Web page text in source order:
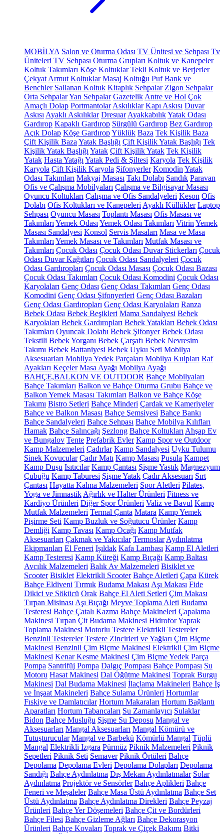
MOBİLYA Salon ve Oturma Odası TV Ünitesi ve Sehpası Tv
Üniteleri TV Sehpası Oturma Grupları Koltuk ve Kanepeler
Koltuk Takımları Köşe Koltuklar Tekli Koltuk ve Berjerler
Çekyat Armut Koltuklar Masaj Koltuğu Puf Bank ve
Benchler Sallanan Koltuk Kitaplık Sehpalar Zigon Sehpalar
Orta SehpalarYan Sehpalar Gazetelik Antre ve Hol Çok
Amaçlı Dolap Portmantolar Askılıklar Kapı Askısı Duvar
Askısı Ayaklı Askılıklar Dresuar AyakkabılıkYatak Odası
Gardırop Kapaklı Gardırop Sürgülü Gardırop Bez Gardırop
Açık Dolap Köşe GardıropYüklük Baza Tek Kişilik Baza
Çift Kişilik Baza Yatak Başlığı Çift Kişilik Yatak Başlığı Tek
Kişilik Yatak Başlığı Yatak Çift Kişilik Yatak Tek Kişilik
Yatak Hasta Yatağı Yatak Pedi & Şiltesi Karyola Tek Kişilik
Karyola Çift Kişilik Karyola Şifonyerler Komodin Yatak
Odası Takımları Makyaj Masası Takı Dolabı Sandık Paravan
Ofis ve Çalışma Mobilyaları Çalışma ve Bilgisayar Masası
Oyuncu Koltukları Çalışma ve Ofis Sandalyeleri Keson Ofis
Dolabı Ofis Koltukları ve Kanepeleri Ayaklı Küllükler Laptop
Sehpası Oyuncu Masası Toplantı Masası Ofis Masası ve
Takımları Yemek Odası Yemek Odası Takımları Vitrin Yemek
Masası Sandalyesi Konsol Servis Masaları Masa ve Masa
Takımları Yemek Masası ve Takımları Mutfak Masası ve
Takımları Çocuk Odası Çocuk Odası Duvar Stickerları Çocuk
Odası Duvar Kağıtları Çocuk Odası Sandalyeleri Çocuk
Odası Gardıropları Çocuk Odası Masası Çocuk Odası Bazası
Çocuk Odası Takımları Çocuk Odası Komodini Çocuk Odası
Karyolaları Genç Odası Genç Odası Takımları Genç Odası
Komodini Genç Odası Şifonyerleri Genç Odası Bazaları
Genç Odası Gardıropları Genç Odası Karyolaları Ranza
Bebek Odası Bebek Beşikleri Mama Sandalyesi Bebek
Karyolaları Bebek Gardıropları Bebek Yatakları Bebek Odası
Takımları Oyuncak Dolabı Bebek Şifonyer Bebek Odası
Tekstili Bebek Yorganı Bebek Çarşafı Bebek Nevresim
Takımı Bebek Battaniyesi Bebek Uyku Seti Mobilya
Aksesuarları Mobilya Yedek Parçaları Mobilya Kulpları Raf
Ayakları Keçeler Masa Ayağı Mobilya Ayağı
BAHÇE,BALKON VE OUTDOOR Bahçe Mobilyaları
Bahçe Takımları Balkon ve Bahçe Oturma Grubu Bahçe ve
Balkon Yemek Masası Takımları Balkon ve Bahçe Köşe
Takımı Bistro Setleri Bahçe Minderi Çardak ve Kameriyeler
Bahçe ve Balkon Masası Bahçe Şemsiyesi Bahçe Bankı
Bahçe Sandalyeleri Bahçe Sehpası Bahçe Mobilya Kılıfları
Hamak Bahçe Salıncağı Şezlong Bahçe Koltukları Ahşap Ev
ve Bungalov Tente Prefabrik Evler Kamp Spor ve Outdoor
Kamp Malzemeleri Çadırlar Kamp Sandalyesi Uyku Tulumu
Sinek Kovucular Çadır Matı Kamp Masası Pusula Kampet
Kamp Duşu Isıtıcılar Kamp Çantası Şişme Yastık Magnezyum
Çubuğu Kamp Taburesi Şişme Yatak Çadır Aksesuarı Sırt
Çantası Hayatta Kalma Malzemeleri Spor Aletleri Pilates,
Yoga ve Jimnastik Ağırlık ve Halter Ürünleri Fitness ve
Kardiyo Ürünleri Diğer Spor Ürünleri Valiz ve Bavul Kamp
Mutfak Malzemeleri Termal Çanta Matara Kamp Yemek
Pişirme Seti Kamp Buzluk ve Soğutucu Ürünler Kamp
Demliği Kamp Tavası Kamp Ocağı Kamp Mutfak
Aksesuarları Çakmak ve Yakıcılar Termoslar Aydınlatma
Ekipmanları El Feneri Işıldak Kafa Lambası Kamp El Aletleri
Kamp Testeresi Kamp Küreği Kamp Bıçağı Kamp Baltası
Avcılık Malzemeleri Balık Av Malzemeleri Bisiklet ve
Scooter Bisiklet Elektrikli Scooter Bahçe Aletleri Çapa Kürek
Bahçe Eldiveni Tırmık Budama Makası Aşı Makası Fide
Dikici ve Sökücü Orak Bahçe El Aleti Setleri Çim Makası
Tırpan Misinası Aşı Bıçağı Meyve Toplama Aleti Budama
Testeresi Bahçe Çatalı Kazma Bahçe Makineleri Çapalama
Makinesi Tırpan Çit Budama Makinesi HidroforYaprak
Toplama Makinesi Motorlu Testere Elektrikli Testereler
Benzinli Testereler Testere Zincirleri ve Yağları Çim Biçme
Makinesi Benzinli Çim Biçme Makinesi Elektrikli Çim Biçme
Makinesi Kenar Kesme Makinesi Çim Biçme Yedek Parça
Pompa Santrifüj Pompa Dalgıç Pompası Bahçe Pompası Su
Motoru Hasat Makinesi Dal Öğütme Makinesi Toprak Burgu
Makinesi Dal Budama Makinesi İlaçlama Makineleri Bahçe İş
ve İnşaat Makineleri Bahçe Sulama Ürünleri Hortumlar
Fıskiye ve Damlatıcılar Hortum Makaraları Hortum Bağlantı
Aparatları Hortum Tabancaları Su Zamanlayıcı Sulaklar
Bidon Bahçe Musluğu Şişme Su Deposu Mangal ve
Aksesuarları Mangal Aksesuarları Mangal Kömürü ve
Tutuşturucular Mangal ve Barbekü Kömürlü Mangal Tüplü
Mangal Elektrikli Izgara Pürmüz Piknik Malzemeleri Piknik
Sepetleri Piknik Seti Semaver Piknik Örtüleri Bahçe
Depolama Depolama Evleri Depolama Dolapları Depolama
Sandığı Bahçe Aydınlatma Dış Mekan Aydınlatmalar Solar
Aydınlatma Projektör ve Sensörler Bahçe Aplikleri Bahçe
Feneri ve Meşaleler Bahçe Masa Üstü Aydınlatma Bahçe Set
Üstü Aydınlatma Bahçe Aydınlatma Direkleri Bahçe Peyzaj
Ürünleri Bahçe Yer Döşemeleri Bahçe Çit ve Bordürleri
Bahçe Filesi Bahçe Gizleme Ağları Bahçe Dekorasyon
Ürünleri Bahçe Kovaları Toprak ve Çiçek Bakımı Bitki